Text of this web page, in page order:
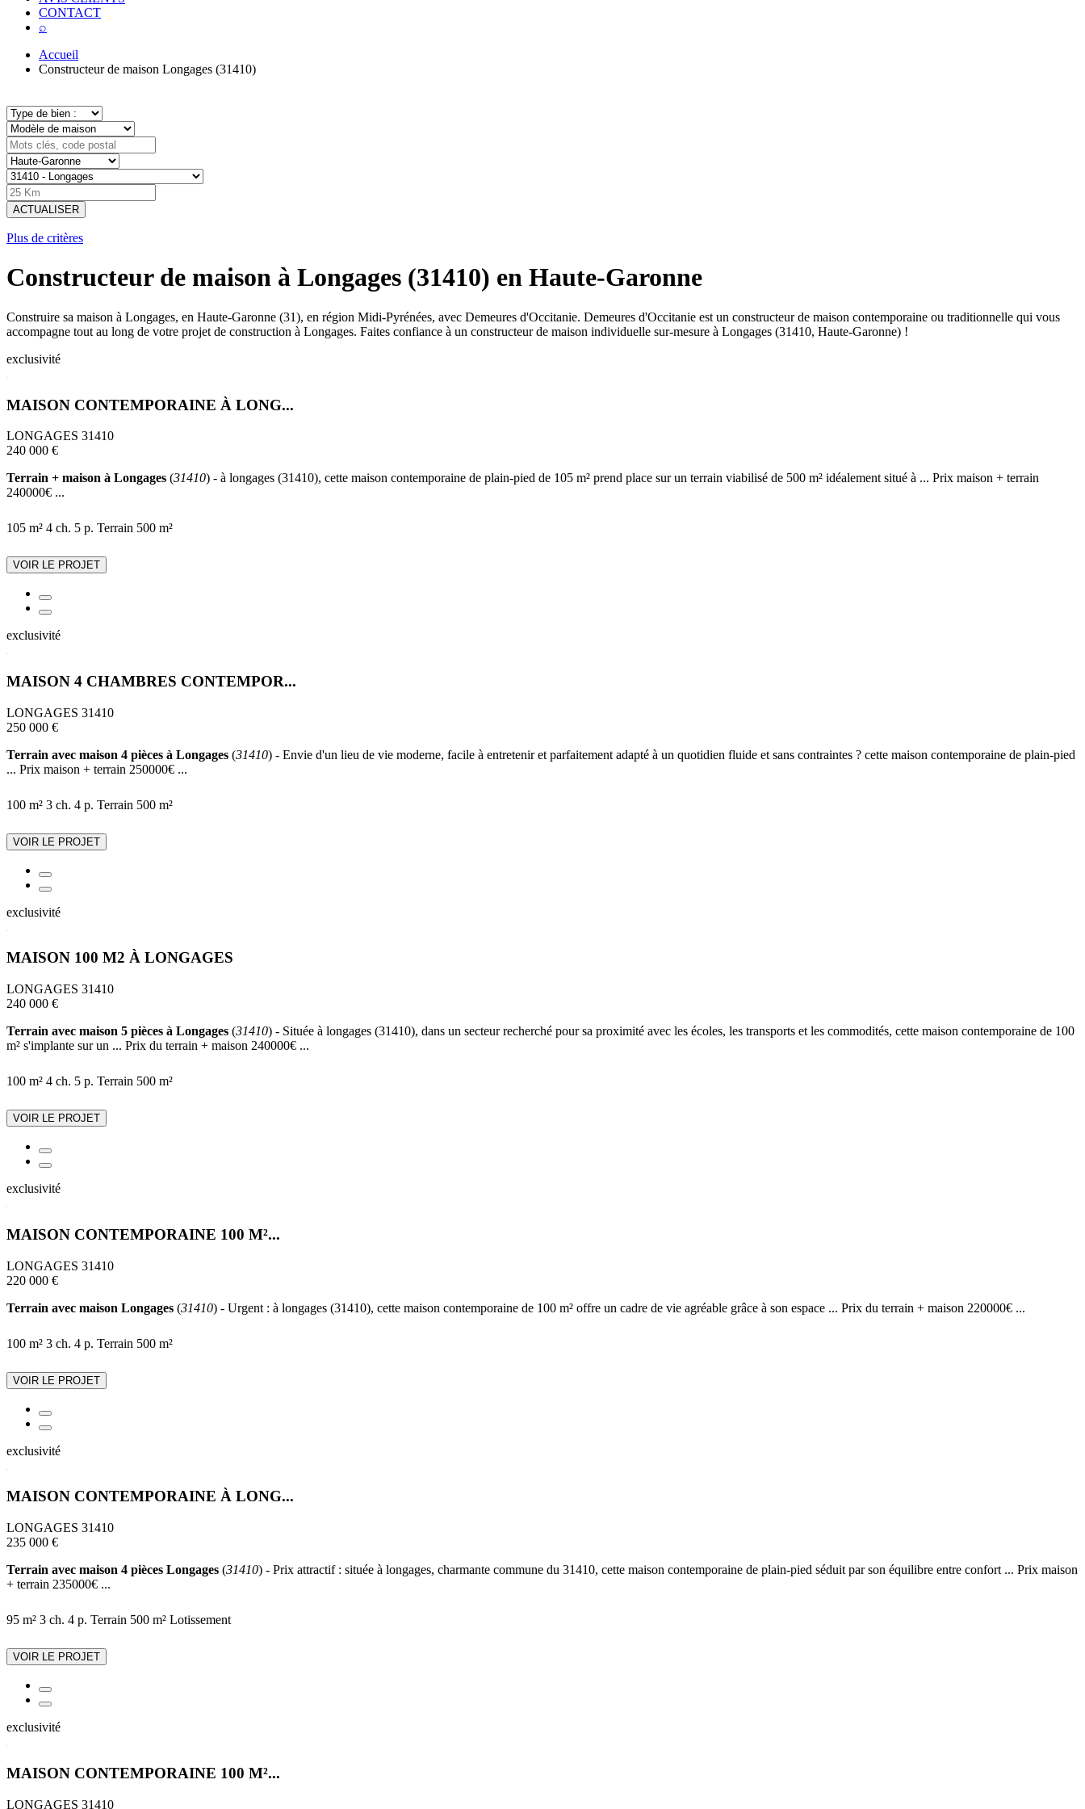
CONTACT
⌕
Accueil
Constructeur de maison Longages (31410)
ACTUALISER
Plus de critères
Constructeur de maison à Longages (31410) en Haute-Garonne
Construire sa maison à Longages, en Haute-Garonne (31), en région Midi-Pyrénées, avec Demeures d'Occitanie. Demeures d'Occitanie est un constructeur de maison contemporaine ou traditionnelle qui vous
accompagne tout au long de votre projet de construction à Longages. Faites confiance à un constructeur de maison individuelle sur-mesure à Longages (31410, Haute-Garonne) !
exclusivité
MAISON CONTEMPORAINE À LONG...
LONGAGES 31410
240 000 €
Terrain + maison à Longages (31410) - à longages (31410), cette maison contemporaine de plain-pied de 105 m² prend place sur un terrain viabilisé de 500 m² idéalement situé à ... Prix maison + terrain
240000€ ...
105 m² 4 ch. 5 p. Terrain 500 m²
VOIR LE PROJET
exclusivité
MAISON 4 CHAMBRES CONTEMPOR...
LONGAGES 31410
250 000 €
Terrain avec maison 4 pièces à Longages (31410) - Envie d'un lieu de vie moderne, facile à entretenir et parfaitement adapté à un quotidien fluide et sans contraintes ? cette maison contemporaine de plain-pied
... Prix maison + terrain 250000€ ...
100 m² 3 ch. 4 p. Terrain 500 m²
VOIR LE PROJET
exclusivité
MAISON 100 M2 À LONGAGES
LONGAGES 31410
240 000 €
Terrain avec maison 5 pièces à Longages (31410) - Située à longages (31410), dans un secteur recherché pour sa proximité avec les écoles, les transports et les commodités, cette maison contemporaine de 100
m² s'implante sur un ... Prix du terrain + maison 240000€ ...
100 m² 4 ch. 5 p. Terrain 500 m²
VOIR LE PROJET
exclusivité
MAISON CONTEMPORAINE 100 M²...
LONGAGES 31410
220 000 €
Terrain avec maison Longages (31410) - Urgent : à longages (31410), cette maison contemporaine de 100 m² offre un cadre de vie agréable grâce à son espace ... Prix du terrain + maison 220000€ ...
100 m² 3 ch. 4 p. Terrain 500 m²
VOIR LE PROJET
exclusivité
MAISON CONTEMPORAINE À LONG...
LONGAGES 31410
235 000 €
Terrain avec maison 4 pièces Longages (31410) - Prix attractif : située à longages, charmante commune du 31410, cette maison contemporaine de plain-pied séduit par son équilibre entre confort ... Prix maison
+ terrain 235000€ ...
95 m² 3 ch. 4 p. Terrain 500 m² Lotissement
VOIR LE PROJET
exclusivité
MAISON CONTEMPORAINE 100 M²...
LONGAGES 31410